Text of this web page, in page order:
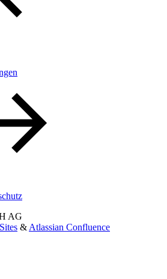
AG
& Atlassian Confluence